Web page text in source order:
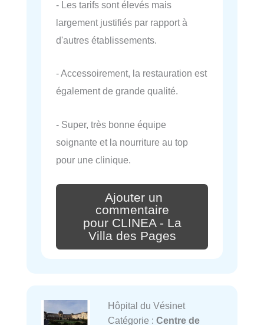
- Les tarifs sont élevés mais
largement justifiés par rapport à
d'autres établissements.
- Accessoirement, la restauration est
également de grande qualité.
- Super, très bonne équipe
soignante et la nourriture au top
pour une clinique.
Ajouter un
commentaire
pour CLINEA - La
Villa des Pages
Hôpital du Vésinet
Catégorie : Centre de